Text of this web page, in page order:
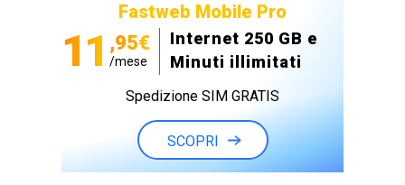
Fastweb Mobile Pro
11 ,95€
/mese
Internet 250 GB e
Minuti illimitati
Spedizione SIM GRATIS
SCOPRI